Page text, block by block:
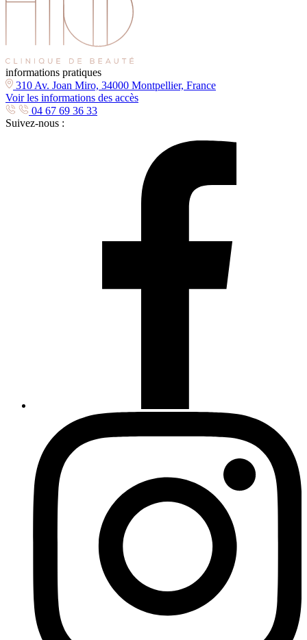
informations pratiques
310 Av. Joan Miro, 34000 Montpellier, France
Voir les informations des accès
04 67 69 36 33
Suivez-nous :